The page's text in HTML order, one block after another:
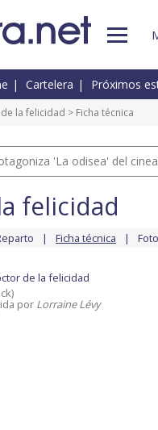
Cartelera Próximos
la felicidad > Ficha técnica
'La odisea' del
felicidad
Ficha técnica
de la felicidad
por Lorraine Lévy